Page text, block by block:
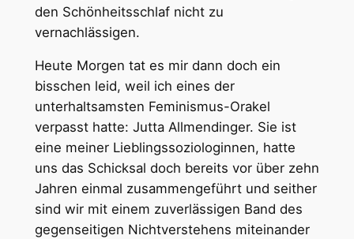
den Schönheitsschlaf nicht zu
vernachlässigen.
Heute Morgen tat es mir dann doch ein
bisschen leid, weil ich eines der
unterhaltsamsten Feminismus-Orakel
verpasst hatte: Jutta Allmendinger. Sie ist
eine meiner Lieblingssoziologinnen, hatte
uns das Schicksal doch bereits vor über zehn
Jahren einmal zusammengeführt und seither
sind wir mit einem zuverlässigen Band des
gegenseitigen Nichtverstehens miteinander